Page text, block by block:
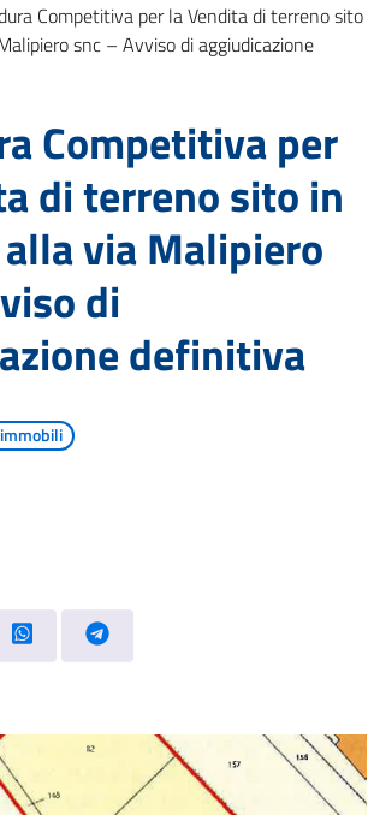
Competitiva per la Vendita di terreno sito
snc – Avviso di aggiudicazione
Competitiva per
di terreno sito in
via Malipiero
di
definitiva